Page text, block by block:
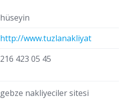
hüseyin
http://www.tuzlanakliyat
216 423 05 45
gebze nakliyeciler sitesi